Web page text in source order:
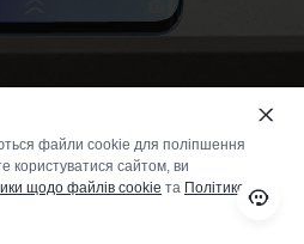
файли cookie для поліпшення
користуватися сайтом, ви
щодо файлів cookie та Політикою